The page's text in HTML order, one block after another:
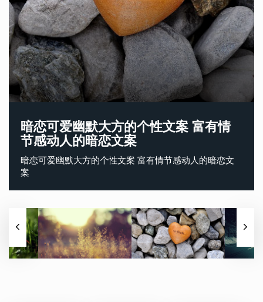
暗恋可爱幽默大方的个性文案 富有情
节感动人的暗恋文案
暗恋可爱幽默大方的个性文案 富有情节感动人的暗恋文
案
2022男生微信签名霸气冷酷大全 诙谐
有个性的男生微信签名
2022男生微信签名霸气冷酷大全 诙谐有个性的男生微信
签名
不明显但是却又很甜的情侣签名 幸福
却低调的情侣签名
不明显但是却又很甜的情侣签名 幸福却低调的情侣签名
关于爱情的微信哲理签名一句话 有道
理最受用的爱情签名
关于爱情的微信哲理签名一句话 有道理最受用的爱情签
名
2022伤感微信签名适合女孩子最新 和
别人开口闭口都是你
2022伤感微信签名适合女孩子最新 和别人开口闭口都是
你
情侣签名一男一女简短秀恩爱 简短而
又高端的情侣秀恩爱签名
情侣签名一男一女简短秀恩爱 简短而又高端的情侣秀恩
爱签名
2022秀恩爱专用的情侣甜蜜签名 如胶
似漆的浪漫情侣签名
2022秀恩爱专用的情侣甜蜜签名 如胶似漆的浪漫情侣签
名
正能量简短的幸福个性签名 无关爱情
的幸福签名
正能量简短的幸福个性签名 无关爱情的幸福签名